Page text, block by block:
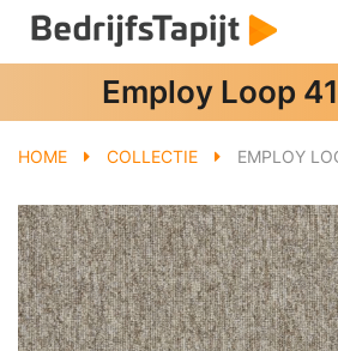
Employ Loop
HOME COLLECTIE EMPLOY